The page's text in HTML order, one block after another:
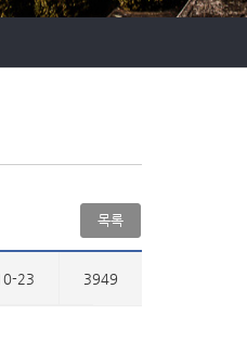
동문
목록
23 3949